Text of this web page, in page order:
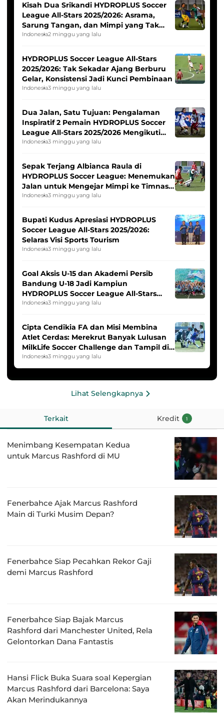
Kisah Dua Srikandi HYDROPLUS Soccer
League All-Stars 2025/2026: Asrama,
Sarung Tangan, dan Mimpi yang Tak
Pernah Padam
Indonesia2 minggu yang lalu
HYDROPLUS Soccer League All-Stars
2025/2026: Tak Sekadar Ajang Berburu
Gelar, Konsistensi Jadi Kunci Pembinaan
Indonesia3 minggu yang lalu
Dua Jalan, Satu Tujuan: Pengalaman
Inspiratif 2 Pemain HYDROPLUS Soccer
League All-Stars 2025/2026 Mengikuti
Seleksi Timnas Indonesia Putri
Indonesia3 minggu yang lalu
Sepak Terjang Albianca Raula di
HYDROPLUS Soccer League: Menemukan
Jalan untuk Mengejar Mimpi ke Timnas
Indonesia Putri
Indonesia3 minggu yang lalu
Bupati Kudus Apresiasi HYDROPLUS
Soccer League All-Stars 2025/2026:
Selaras Visi Sports Tourism
Indonesia3 minggu yang lalu
Goal Aksis U-15 dan Akademi Persib
Bandung U-18 Jadi Kampiun
HYDROPLUS Soccer League All-Stars
2025/2026
Indonesia3 minggu yang lalu
Cipta Cendikia FA dan Misi Membina
Atlet Cerdas: Merekrut Banyak Lulusan
MilkLife Soccer Challenge dan Tampil di
HYDROPLUS Soccer League
Indonesia3 minggu yang lalu
Lihat Selengkapnya
Terkait Kredit 1
Menimbang Kesempatan Kedua
untuk Marcus Rashford di MU
Fenerbahce Ajak Marcus Rashford
Main di Turki Musim Depan?
Fenerbahce Siap Pecahkan Rekor Gaji
demi Marcus Rashford
Fenerbahce Siap Bajak Marcus
Rashford dari Manchester United, Rela
Gelontorkan Dana Fantastis
Hansi Flick Buka Suara soal Kepergian
Marcus Rashford dari Barcelona: Saya
Akan Merindukannya